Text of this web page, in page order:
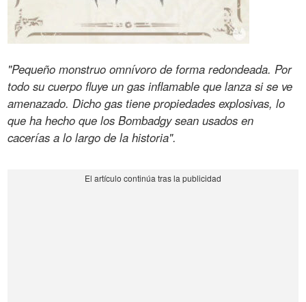
"Pequeño monstruo omnívoro de forma redondeada. Por
todo su cuerpo fluye un gas inflamable que lanza si se ve
amenazado. Dicho gas tiene propiedades explosivas, lo
que ha hecho que los Bombadgy sean usados en
cacerías a lo largo de la historia".